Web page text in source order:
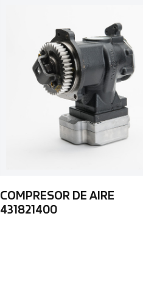
COMPRESOR DE AIRE
431821400